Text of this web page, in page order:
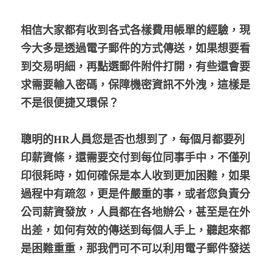
工作機會
股東專區
ESG永續經營
聯絡正航
搜索
相信大家都有收到各式各樣費用帳單的經驗，現
今大多是透過電子郵件的方式傳送，如果想要看
到交易明細，再點選郵件附件打開，有些還會要
求需要輸入密碼，保障機密資訊不外洩，這樣是
不是很便捷又環保？
聰明的HR人員您是否也想到了，每個月都要列
印薪資條，還需要交付到每位同事手中，不僅列
印很耗時，如何確保是本人收到更加困難，如果
過程中有疏忽，更是件嚴重的事，或者您負責分
公司薪資發放，人員都在各地辦公，甚至是在外
出差，如何有效的傳送到每個人手上，聽起來都
是困難重重，那我們可不可以利用電子郵件發送